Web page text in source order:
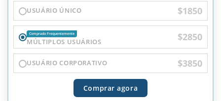
USUÁRIO ÚNICO $1850
Comprado Frequentemente
MÚLTIPLOS USUÁRIOS $2850
USUÁRIO CORPORATIVO $3850
Comprar agora